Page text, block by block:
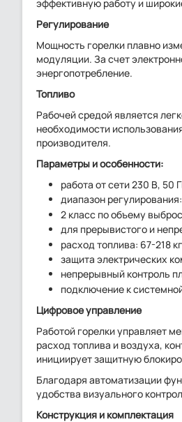
эффективную работу и
Регулирование
Мощность горелки плавно
модуляции. За счет
энергопотребление.
Топливо
Рабочей средой является
необходимости
производителя.
Параметры и особенности:
работа от сети 230 В, 50
диапазон
2 класс по объему
для прерывистого и
расход топлива: 67-218
защита электрических
непрерывный контроль
подключение к
Цифровое управление
Работой горелки управляет
расход топлива и воздуха,
инициирует защитную
Благодаря автоматизации
удобства визуального
Конструкция и комплектация